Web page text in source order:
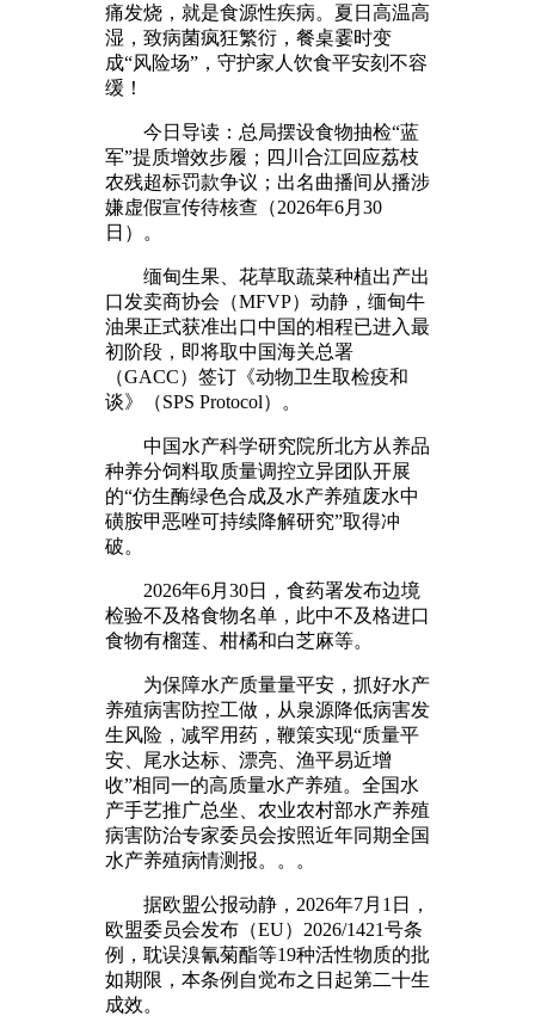
痛发烧，就是食源性疾病。夏日高温高
湿，致病菌疯狂繁衍，餐桌霎时变
成“风险场”，守护家人饮食平安刻不容
缓！
今日导读：总局摆设食物抽检“蓝
军”提质增效步履；四川合江回应荔枝
农残超标罚款争议；出名曲播间从播涉
嫌虚假宣传待核查（2026年6月30
日）。
缅甸生果、花草取蔬菜种植出产出
口发卖商协会（MFVP）动静，缅甸牛
油果正式获准出口中国的相程已进入最
初阶段，即将取中国海关总署
（GACC）签订《动物卫生取检疫和
谈》（SPS Protocol）。
中国水产科学研究院所北方从养品
种养分饲料取质量调控立异团队开展
的“仿生酶绿色合成及水产养殖废水中
磺胺甲恶唑可持续降解研究”取得冲
破。
2026年6月30日，食药署发布边境
检验不及格食物名单，此中不及格进口
食物有榴莲、柑橘和白芝麻等。
为保障水产质量量平安，抓好水产
养殖病害防控工做，从泉源降低病害发
生风险，减罕用药，鞭策实现“质量平
安、尾水达标、漂亮、渔平易近增
收”相同一的高质量水产养殖。全国水
产手艺推广总坐、农业农村部水产养殖
病害防治专家委员会按照近年同期全国
水产养殖病情测报。。。
据欧盟公报动静，2026年7月1日，
欧盟委员会发布（EU）2026/1421号条
例，耽误溴氰菊酯等19种活性物质的批
如期限，本条例自觉布之日起第二十生
成效。